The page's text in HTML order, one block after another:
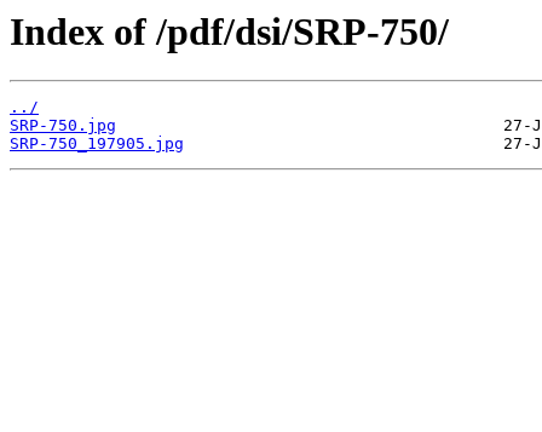
Index of /pdf/dsi/SRP-750/
../
SRP-750.jpg
SRP-750_197905.jpg